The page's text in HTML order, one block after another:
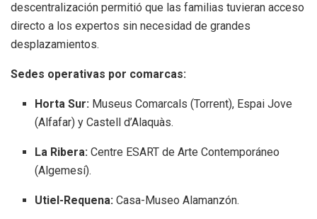
descentralización permitió que las familias tuvieran acceso
directo a los expertos sin necesidad de grandes
desplazamientos.
Sedes operativas por comarcas:
Horta Sur: Museus Comarcals (Torrent), Espai Jove
(Alfafar) y Castell d’Alaquàs.
La Ribera: Centre ESART de Arte Contemporáneo
(Algemesí).
Utiel-Requena: Casa-Museo Alamanzón.